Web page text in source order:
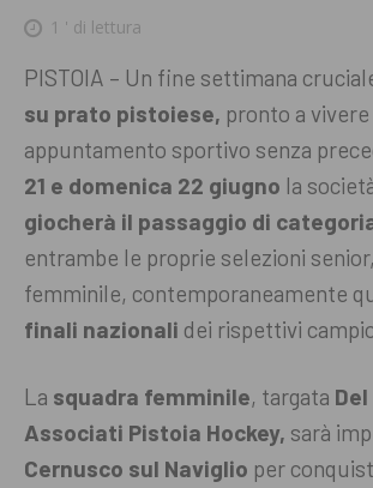
1 ' di lettura
PISTOIA – Un fine settimana
su prato pistoiese, pronto a
appuntamento sportivo senza
21 e domenica 22 giugno la
giocherà il passaggio di
entrambe le proprie selezioni
femminile, contemporaneamente
finali nazionali dei rispettivi
La squadra femminile, targata
Associati Pistoia Hockey, sarà
Cernusco sul Naviglio per